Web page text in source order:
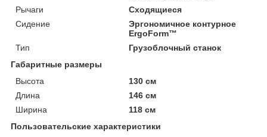
Рычаги
Сходящиеся
Сидение
Эргономичное контурное
ErgoForm™
Тип
Грузоблочный станок
Габаритные размеры
Высота
130 см
Длина
146 см
Ширина
118 см
Пользовательские характеристики